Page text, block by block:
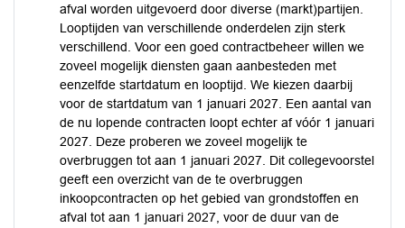
afval worden uitgevoerd door diverse (markt)partijen.
Looptijden van verschillende onderdelen zijn sterk
verschillend. Voor een goed contractbeheer willen we
zoveel mogelijk diensten gaan aanbesteden met
eenzelfde startdatum en looptijd. We kiezen daarbij
voor de startdatum van 1 januari 2027. Een aantal van
de nu lopende contracten loopt echter af vóór 1 januari
2027. Deze proberen we zoveel mogelijk te
overbruggen tot aan 1 januari 2027. Dit collegevoorstel
geeft een overzicht van de te overbruggen
inkoopcontracten op het gebied van grondstoffen en
afval tot aan 1 januari 2027, voor de duur van de